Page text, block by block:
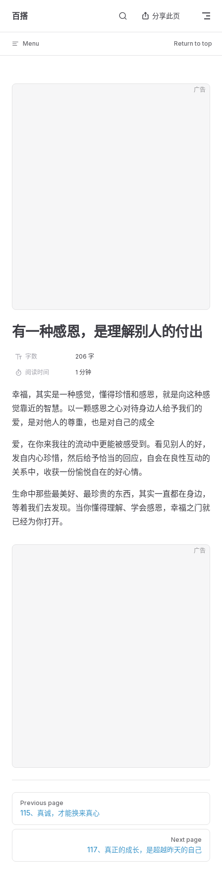
Skip to content
百搭 分享此页
Menu Return to top
广告
有一种感恩，是理解别人的付出
字数 206 字
阅读时间 1 分钟
幸福，其实是一种感觉，懂得珍惜和感恩，就是向这种感
觉靠近的智慧。以一颗感恩之心对待身边人给予我们的
爱，是对他人的尊重，也是对自己的成全
爱，在你来我往的流动中更能被感受到。看见别人的好，
发自内心珍惜，然后给予恰当的回应，自会在良性互动的
关系中，收获一份愉悦自在的好心情。
生命中那些最美好、最珍贵的东西，其实一直都在身边，
等着我们去发现。当你懂得理解、学会感恩，幸福之门就
已经为你打开。
广告
Pager
Previous page
115、真诚，才能换来真心
Next page
117、真正的成长，是超越昨天的自己